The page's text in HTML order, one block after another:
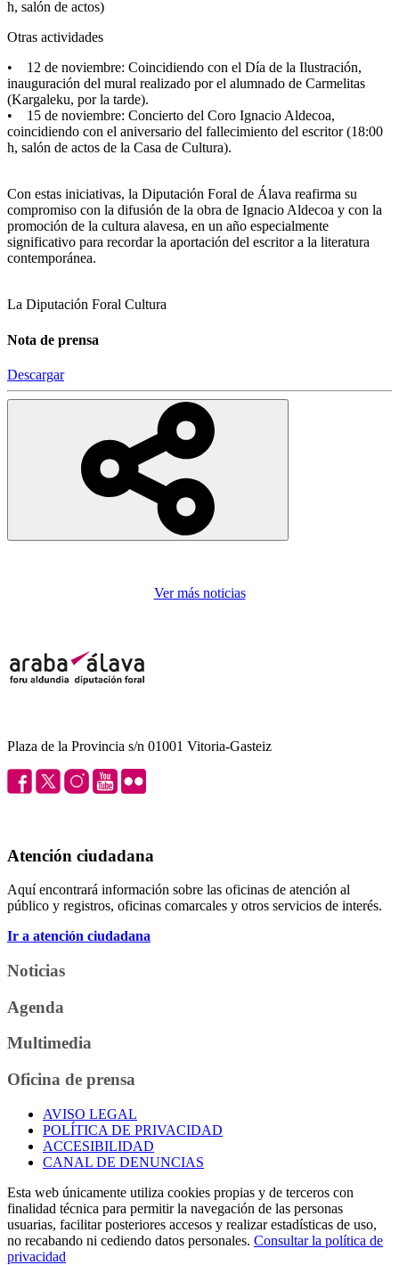
h, salón de actos)
Otras actividades
• 12 de noviembre: Coincidiendo con el Día de la Ilustración,
inauguración del mural realizado por el alumnado de Carmelitas
(Kargaleku, por la tarde).
• 15 de noviembre: Concierto del Coro Ignacio Aldecoa,
coincidiendo con el aniversario del fallecimiento del escritor (18:00
h, salón de actos de la Casa de Cultura).
Con estas iniciativas, la Diputación Foral de Álava reafirma su
compromiso con la difusión de la obra de Ignacio Aldecoa y con la
promoción de la cultura alavesa, en un año especialmente
significativo para recordar la aportación del escritor a la literatura
contemporánea.
La Diputación Foral Cultura
Nota de prensa
Descargar
Ver más noticias
Plaza de la Provincia s/n 01001 Vitoria-Gasteiz
Atención ciudadana
Aquí encontrará información sobre las oficinas de atención al
público y registros, oficinas comarcales y otros servicios de interés.
Ir a atención ciudadana
Noticias
Agenda
Multimedia
Oficina de prensa
AVISO LEGAL
POLÍTICA DE PRIVACIDAD
ACCESIBILIDAD
CANAL DE DENUNCIAS
Esta web únicamente utiliza cookies propias y de terceros con
finalidad técnica para permitir la navegación de las personas
usuarias, facilitar posteriores accesos y realizar estadísticas de uso,
no recabando ni cediendo datos personales. Consultar la política de
privacidad